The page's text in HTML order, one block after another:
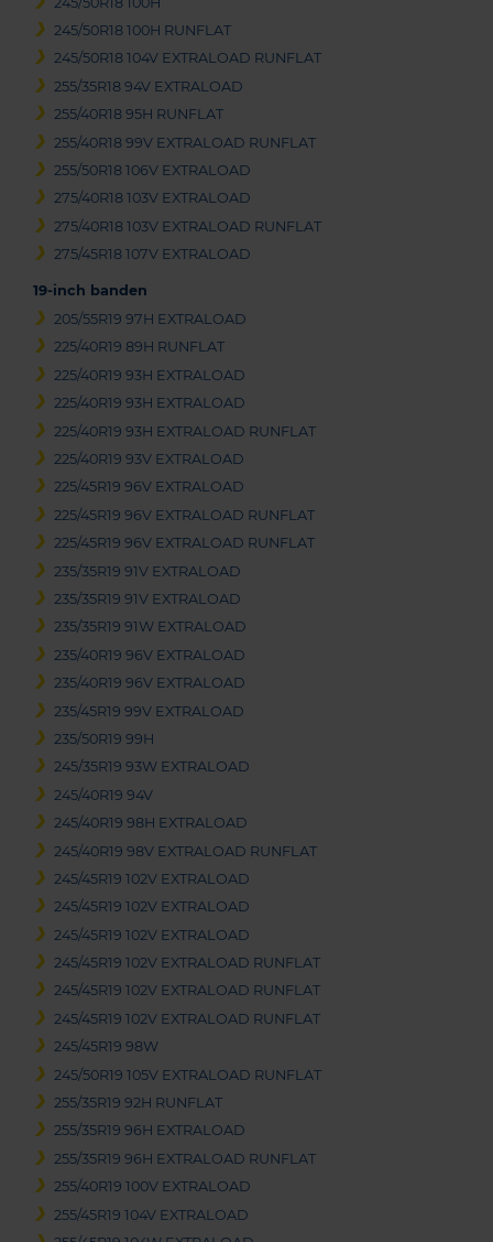
245/50R18 100H RUNFLAT
245/50R18 104V EXTRALOAD RUNFLAT
255/35R18 94V EXTRALOAD
255/40R18 95H RUNFLAT
255/40R18 99V EXTRALOAD RUNFLAT
255/50R18 106V EXTRALOAD
275/40R18 103V EXTRALOAD
275/40R18 103V EXTRALOAD RUNFLAT
275/45R18 107V EXTRALOAD
19-inch banden
205/55R19 97H EXTRALOAD
225/40R19 89H RUNFLAT
225/40R19 93H EXTRALOAD
225/40R19 93H EXTRALOAD
225/40R19 93H EXTRALOAD RUNFLAT
225/40R19 93V EXTRALOAD
225/45R19 96V EXTRALOAD
225/45R19 96V EXTRALOAD RUNFLAT
225/45R19 96V EXTRALOAD RUNFLAT
235/35R19 91V EXTRALOAD
235/35R19 91V EXTRALOAD
235/35R19 91W EXTRALOAD
235/40R19 96V EXTRALOAD
235/40R19 96V EXTRALOAD
235/45R19 99V EXTRALOAD
235/50R19 99H
245/35R19 93W EXTRALOAD
245/40R19 94V
245/40R19 98H EXTRALOAD
245/40R19 98V EXTRALOAD RUNFLAT
245/45R19 102V EXTRALOAD
245/45R19 102V EXTRALOAD
245/45R19 102V EXTRALOAD
245/45R19 102V EXTRALOAD RUNFLAT
245/45R19 102V EXTRALOAD RUNFLAT
245/45R19 102V EXTRALOAD RUNFLAT
245/45R19 98W
245/50R19 105V EXTRALOAD RUNFLAT
255/35R19 92H RUNFLAT
255/35R19 96H EXTRALOAD
255/35R19 96H EXTRALOAD RUNFLAT
255/40R19 100V EXTRALOAD
255/45R19 104V EXTRALOAD